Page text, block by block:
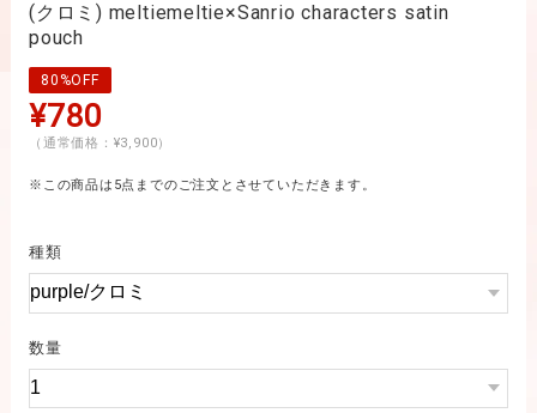
(クロミ) meltiemeltie×Sanrio characters satin
pouch
80%OFF
¥780
（通常価格：¥3,900）
※この商品は5点までのご注文とさせていただきます。
種類
数量